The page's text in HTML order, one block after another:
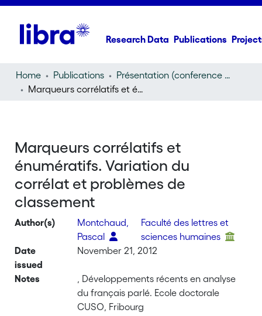
Research Data Publications
Home Publications
Présentation (conference presentation)
Marqueurs corrélatifs et énumératifs. Variation du corrélat et problèmes de classement
Marqueurs corrélatifs et
énumératifs. Variation du
corrélat et problèmes de
classement
Author(s)
Montchaud,
Pascal
Faculté des lettres et
sciences humaines
Date
issued
November 21, 2012
Notes
, Développements récents en analyse
du français parlé. Ecole doctorale
CUSO, Fribourg